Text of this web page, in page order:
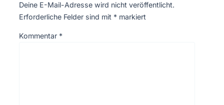
Deine E-Mail-Adresse wird nicht veröffentlicht.
Erforderliche Felder sind mit * markiert
Kommentar *